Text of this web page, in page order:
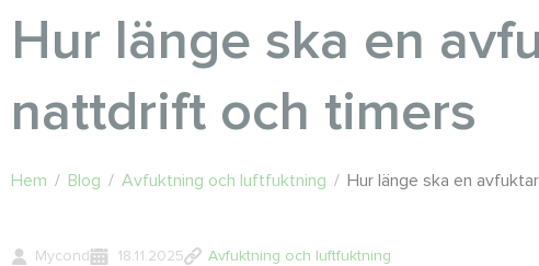
Hur länge ska en
nattdrift och timers
Hem / Blog / Avfuktning och luftfuktning / Hur länge ska en
Mycond 18.11.2025 Avfuktning och luftfuktning